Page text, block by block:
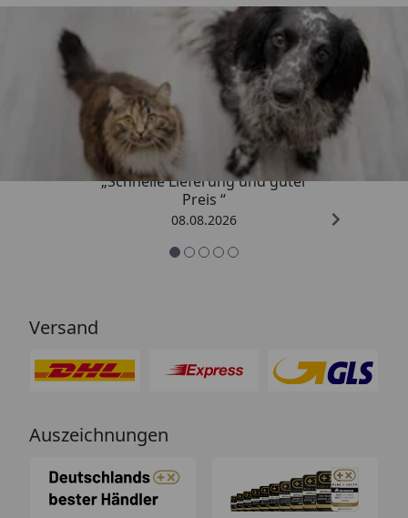
Trusted Shops
/ 5
„Schnelle Lieferung und guter
Preis “
08.08.2026
Versand
Auszeichnungen